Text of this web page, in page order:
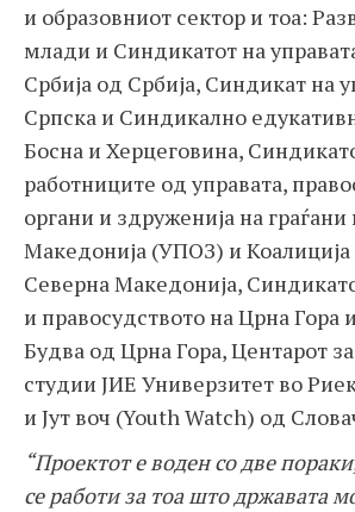
и образовниот сектор и тоа:
млади и Синдикатот на
Србија од Србија, Синдикат на
Српска и Синдикално
Босна и Херцеговина,
работниците од управата,
органи и здруженија на граѓани
Македонија (УПОЗ) и
Северна Македонија,
и правосудството на Црна Гора
Будва од Црна Гора, Центарот
студии ЈИЕ Универзитет во
и Јут воч (Youth Watch) од
“Проектот е воден со две
се работи за тоа што државата